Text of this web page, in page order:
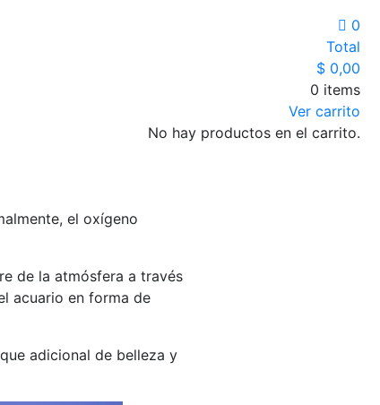
0
Total
$ 0,00
0 items
Ver carrito
No hay productos en el carrito.
el oxígeno
de la atmósfera a través
acuario en forma de
adicional de belleza y